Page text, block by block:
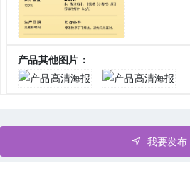
产品其他图片：
我要发布